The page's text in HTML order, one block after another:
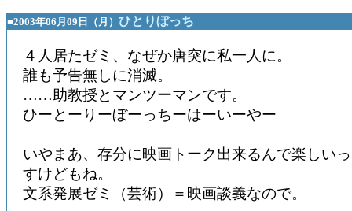
■2003年06月09日（月） ひとりぼっち
４人居たゼミ、なぜか唐突に私一人に。
誰も予告無しに消滅。
……助教授とマンツーマンです。
ひーとーりーぼーっちーはーいーやー
いやまあ、存分に映画トーク出来るんで楽しい
すけどもね。
文系発展ゼミ（芸術）＝映画談義なので。